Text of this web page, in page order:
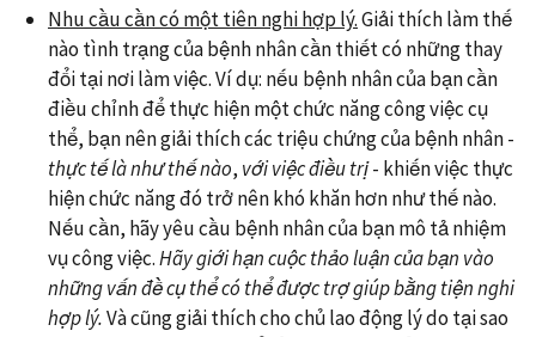
Nhu cầu cần có một tiên nghi hợp lý.Giải thích làm thế
nào tình trạng của bệnh nhân cần thiết có những thay
đổi tại nơi làm việc. Ví dụ: nếu bệnh nhân của bạn cần
điều chỉnh để thực hiện một chức năng công việc cụ
thể, bạn nên giải thích các triệu chứng của bệnh nhân -
thực tế là như thế nào, với việc điều trị- khiến việc thực
hiện chức năng đó trở nên khó khăn hơn như thế nào.
Nếu cần, hãy yêu cầu bệnh nhân của bạn mô tả nhiệm
vụ công việc.Hãy giới hạn cuộc thảo luậncủa bạn vào
những vấn đề cụ thể có thể được trợ giúp bằng tiện nghi
hợp lý.Và cũng giải thích cho chủ lao động lý do tại sao